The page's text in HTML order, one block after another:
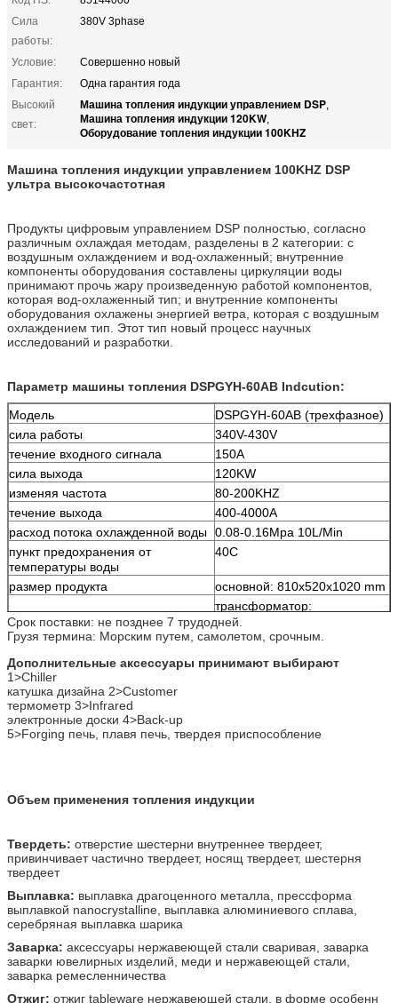
Сила
работы:
380V 3phase
Условие:
Совершенно новый
Гарантия:
Одна гарантия года
Высокий
свет:
Машина топления индукции управлением DSP,
Машина топления индукции 120KW,
Оборудование топления индукции 100KHZ
Машина топления индукции управлением 100KHZ DSP
ультра высокочастотная
Продукты цифровым управлением DSP полностью, согласно
различным охлаждая методам, разделены в 2 категории: с
воздушным охлаждением и вод-охлаженный; внутренние
компоненты оборудования составлены циркуляции воды
принимают прочь жару произведенную работой компонентов,
которая вод-охлаженный тип; и внутренние компоненты
оборудования охлажены энергией ветра, которая с воздушным
охлаждением тип. Этот тип новый процесс научных
исследований и разработки.
Параметр машины топления DSPGYH-60AB Indcution:
Модель
DSPGYH-60AB (трехфазное)
сила работы
340V-430V
течение входного сигнала
150A
сила выхода
120KW
изменяя частота
80-200KHZ
течение выхода
400-4000A
расход потока охлажденной воды 0.08-0.16Mpa 10L/Min
пункт предохранения от
температуры воды
40C
размер продукта
основной: 810x520x1020 mm
трансформатор:
490x260x370 mm
чистый вес
основной: 100kg
трансформатор: 28 kg
Срок поставки: не позднее 7 трудодней.
Грузя термина: Морским путем, самолетом, срочным.
Дополнительные аксессуары принимают выбирают
1>Chiller
катушка дизайна 2>Customer
термометр 3>Infrared
электронные доски 4>Back-up
5>Forging печь, плавя печь, твердея приспособление
Объем применения топления индукции
Твердеть: отверстие шестерни внутреннее твердеет,
привинчивает частично твердеет, носящ твердеет, шестерня
твердеет
Выплавка: выплавка драгоценного металла, прессформа
выплавкой nanocrystalline, выплавка алюминиевого сплава,
серебряная выплавка шарика
Заварка: аксессуары нержавеющей стали сваривая, заварка
заварки ювелирных изделий, меди и нержавеющей стали,
заварка ремесленничества
Отжиг: отжиг tableware нержавеющей стали, в форме особенн